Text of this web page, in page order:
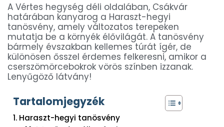
A Vértes hegység déli oldalában, Csákvár
határában kanyarog a Haraszt-hegyi
tanösvény, amely változatos terepeken
mutatja be a környék élővilágát. A tanösvény
bármely évszakban kellemes túrát ígér, de
különösen ősszel érdemes felkeresni, amikor a
cserszömörcebokrok vörös színben izzanak.
Lenyűgöző látvány!
Tartalomjegyzék
Haraszt-hegyi tanösvény